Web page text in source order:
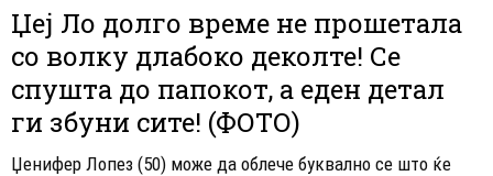
Џеј Ло долго време не прошетала
со волку длабоко деколте! Се
спушта до папокот, а еден детал
ги збуни сите! (ФОТО)
Џенифер Лопез (50) може да облече буквално се што ќе